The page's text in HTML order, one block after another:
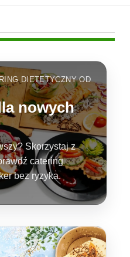
DIETETYCZNY OD
nowych
Skorzystaj z
catering
bez ryzyka.